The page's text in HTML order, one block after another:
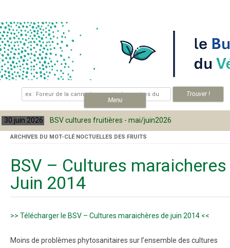
Menu
.
30 juin 2026 BSV cultures fruitières - mai/juin2026
ARCHIVES DU MOT-CLÉ NOCTUELLES DES FRUITS
BSV – Cultures maraicheres
Juin 2014
>> Télécharger le BSV – Cultures maraichères de juin 2014 <<
Moins de problèmes phytosanitaires sur l’ensemble des cultures